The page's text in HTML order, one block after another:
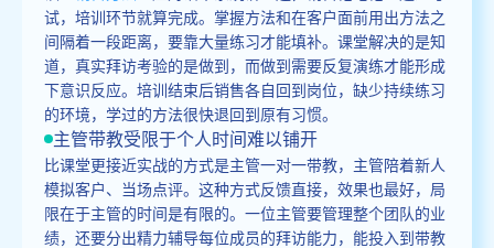
试，培训环节就算完成。掌握方法和在客户面前用出方法之
间隔着一段距离，要靠大量练习才能填补。课堂解决的是知
道，真实拜访考验的是做到，而做到需要反复演练才能形成
下意识反应。培训结束后销售各自回到岗位，缺少持续练习
的环境，学过的方法很快退回到原有习惯。
主管带教受限于个人时间难以铺开
比课堂更接近实战的方式是主管一对一带教，主管陪着新人
模拟客户、当场点评。这种方式反馈直接，效果也最好，局
限在于主管的时间是有限的。一位主管要管理整个团队的业
绩，还要分出精力辅导每位成员的拜访能力，能投入到带教